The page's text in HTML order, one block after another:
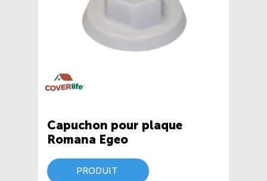
Capuchon pour plaque
Romana Egeo
PRODUIT